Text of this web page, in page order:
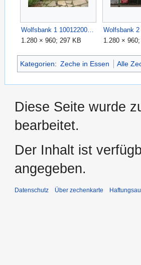
1.280 × 960; 297 KB
1.280 ×
Kategorien: Zeche in Essen Alle
Diese Seite wurde
bearbeitet.
Der Inhalt ist
angegeben.
Datenschutz Über zechenkarte